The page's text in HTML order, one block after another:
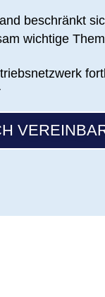
beschränkt
wichtige